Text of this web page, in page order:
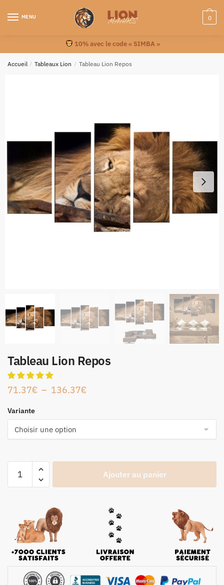
MENU 0
10% avec le code « SIMBA »
Accueil / Tableaux Lion / Tableau Lion Repos
Tableau Lion Repos
71.37€ – 136.37€
Variante
Ajouter au panier